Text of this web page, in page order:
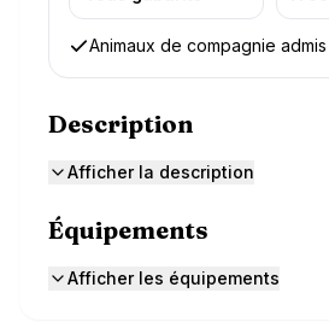
Animaux de compagnie admis
Description
Afficher la description
Équipements
Afficher les équipements